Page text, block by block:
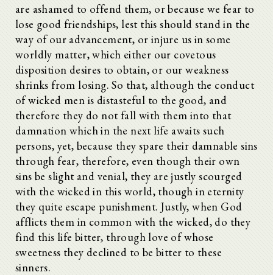
are ashamed to offend them, or because we fear to
lose good friendships, lest this should stand in the
way of our advancement, or injure us in some
worldly matter, which either our covetous
disposition desires to obtain, or our weakness
shrinks from losing. So that, although the conduct
of wicked men is distasteful to the good, and
therefore they do not fall with them into that
damnation which in the next life awaits such
persons, yet, because they spare their damnable sins
through fear, therefore, even though their own
sins be slight and venial, they are justly scourged
with the wicked in this world, though in eternity
they quite escape punishment. Justly, when God
afflicts them in common with the wicked, do they
find this life bitter, through love of whose
sweetness they declined to be bitter to these
sinners.